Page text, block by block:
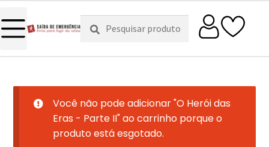
Pesquisar
por:
Pesquisa
Você não pode adicionar "O Herói das
Eras - Parte II" ao carrinho porque o
produto está esgotado.